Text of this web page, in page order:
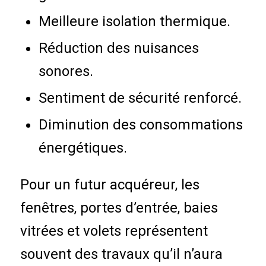
Meilleure isolation thermique.
Réduction des nuisances
sonores.
Sentiment de sécurité renforcé.
Diminution des consommations
énergétiques.
Pour un futur acquéreur, les
fenêtres, portes d’entrée, baies
vitrées et volets représentent
souvent des travaux qu’il n’aura